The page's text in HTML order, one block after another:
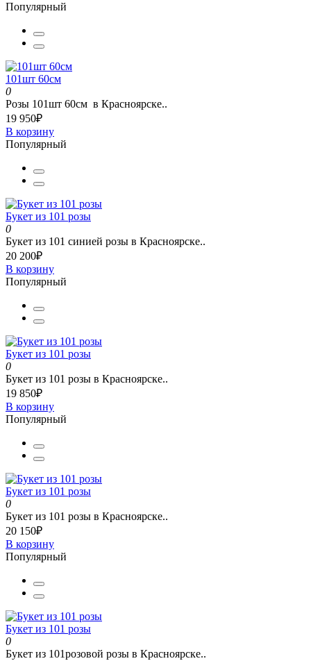
Популярный
101шт 60см
0
Розы 101шт 60см в Красноярске..
19 950₽
В корзину
Популярный
Букет из 101 розы
0
Букет из 101 синией розы в Красноярске..
20 200₽
В корзину
Популярный
Букет из 101 розы
0
Букет из 101 розы в Красноярске..
19 850₽
В корзину
Популярный
Букет из 101 розы
0
Букет из 101 розы в Красноярске..
20 150₽
В корзину
Популярный
Букет из 101 розы
0
Букет из 101розовой розы в Красноярске..